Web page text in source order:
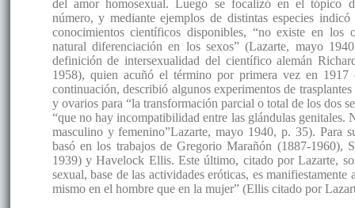
del amor homosexual. Luego se focalizó en el tópico
número, y mediante ejemplos de distintas especies
conocimientos científicos disponibles, “no existe en los
natural diferenciación en los sexos” (Lazarte, mayo
definición de intersexualidad del científico alemán
1958), quien acuñó el término por primera vez en 1917
continuación, describió algunos experimentos de
y ovarios para “la transformación parcial o total de los dos
“que no hay incompatibilidad entre las glándulas genitales.
masculino y femenino”Lazarte, mayo 1940, p. 35). Para
basó en los trabajos de Gregorio Marañón (1887-1960),
1939) y Havelock Ellis. Este último, citado por Lazarte,
sexual, base de las actividades eróticas, es
mismo en el hombre que en la mujer” (Ellis citado por